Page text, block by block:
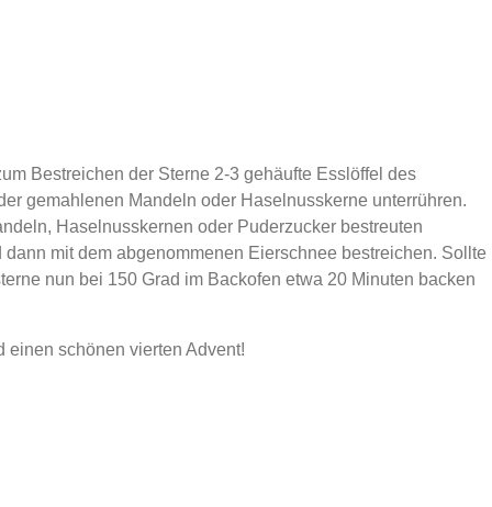
Bestreichen der Sterne 2-3 gehäufte Esslöffel des
gemahlenen Mandeln oder Haselnusskerne unterrühren.
Haselnusskernen oder Puderzucker bestreuten
mit dem abgenommenen Eierschnee bestreichen. Sollte
nun bei 150 Grad im Backofen etwa 20 Minuten backen
schönen vierten Advent!